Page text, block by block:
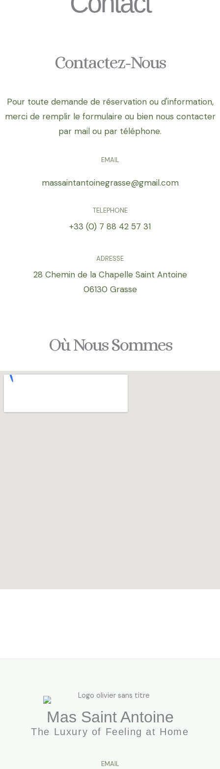
Contactez-Nous
Pour toute demande de réservation ou d'information,
merci de remplir le formulaire ou bien nous contacter
par mail ou par téléphone.
EMAIL
massaintantoinegrasse@gmail.com
TELEPHONE
+33 (0) 7 88 42 57 31
ADRESSE
28 Chemin de la Chapelle Saint Antoine
06130 Grasse
Où Nous Sommes
Mas Saint Antoine
The Luxury of Feeling at Home
EMAIL